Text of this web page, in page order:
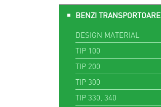
BENZI TRANSPORTOARE
DESIGN MATERIAL
TIP 100
TIP 200
TIP 300
TIP 330, 340